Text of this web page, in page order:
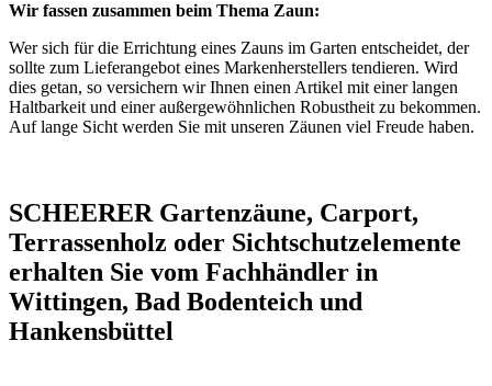
Wir fassen zusammen beim Thema Zaun:
Wer sich für die Errichtung eines Zauns im Garten entscheidet, der
sollte zum Lieferangebot eines Markenherstellers tendieren. Wird
dies getan, so versichern wir Ihnen einen Artikel mit einer langen
Haltbarkeit und einer außergewöhnlichen Robustheit zu bekommen.
Auf lange Sicht werden Sie mit unseren Zäunen viel Freude haben.
SCHEERER Gartenzäune, Carport,
Terrassenholz oder Sichtschutzelemente
erhalten Sie vom Fachhändler in
Wittingen, Bad Bodenteich und
Hankensbüttel